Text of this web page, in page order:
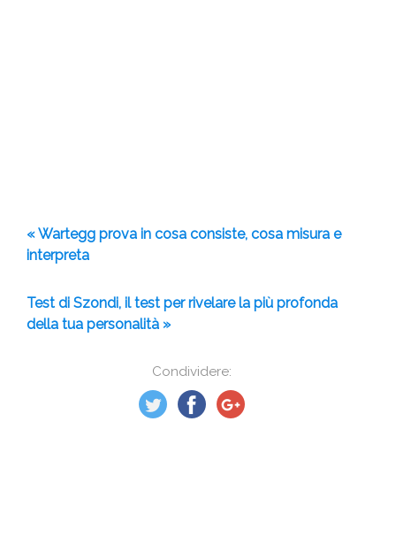
Condividere:
« Wartegg prova in cosa consiste, cosa misura e
interpreta
Test di Szondi, il test per rivelare la più profonda
della tua personalità »